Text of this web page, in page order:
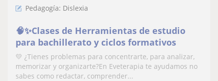
Pedagogía: Dislexia
🧠✨Clases de Herramientas de estudio
para bachillerato y ciclos formativos
💛 ¿Tienes problemas para concentrarte, para analizar,
memorizar y organizarte?En Eveterapia te ayudamos no
sabes como redactar, comprender...